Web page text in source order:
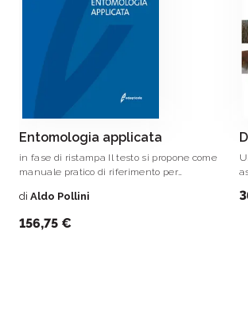
del settore agricolo e
Entomologia applicata
in fase di ristampa Il testo si propone come
manuale pratico di riferimento per
delle relative discipline.
di Aldo Pollini
156,75 €